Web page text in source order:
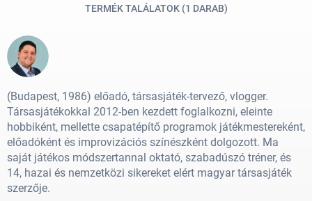
TERMÉK TALÁLATOK (1 DARAB)
(Budapest, 1986) előadó, társasjáték-tervező, vlogger.
Társasjátékokkal 2012-ben kezdett foglalkozni, eleinte
hobbiként, mellette csapatépítő programok játékmestereként,
előadóként és improvizációs színészként dolgozott. Ma
saját játékos módszertannal oktató, szabadúszó tréner, és
14, hazai és nemzetközi sikereket elért magyar társasjáték
szerzője.